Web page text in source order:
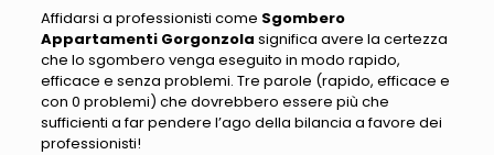
Affidarsi a professionisti come Sgombero
Appartamenti Gorgonzola significa avere la certezza
che lo sgombero venga eseguito in modo rapido,
efficace e senza problemi. Tre parole (rapido, efficace e
con 0 problemi) che dovrebbero essere più che
sufficienti a far pendere l’ago della bilancia a favore dei
professionisti!